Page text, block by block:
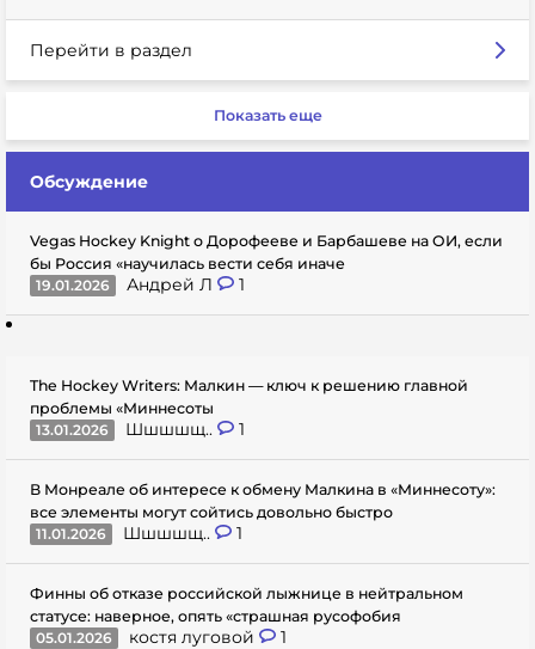
Перейти в раздел
Показать еще
Обсуждение
Vegas Hockey Knight о Дорофееве и Барбашеве на ОИ, если
бы Россия «научилась вести себя иначе
19.01.2026
Андрей Л 1
The Hockey Writers: Малкин — ключ к решению главной
проблемы «Миннесоты
13.01.2026
Шшшшщ.. 1
В Монреале об интересе к обмену Малкина в «Миннесоту»:
все элементы могут сойтись довольно быстро
11.01.2026
Шшшшщ.. 1
Финны об отказе российской лыжнице в нейтральном
статусе: наверное, опять «страшная русофобия
05.01.2026
костя луговой 1